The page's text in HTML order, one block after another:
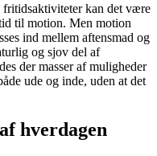
fritidsaktiviteter kan det være
til motion. Men motion
ind mellem aftensmad og
og sjov del af
der masser af muligheder
ude og inde, uden at det
hverdagen